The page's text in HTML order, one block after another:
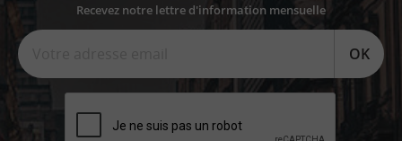
Recevez notre lettre d'information mensuelle
OK